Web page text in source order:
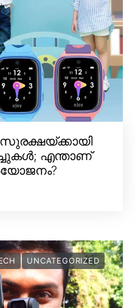
എന്താണ്
UNCATEGORIZED